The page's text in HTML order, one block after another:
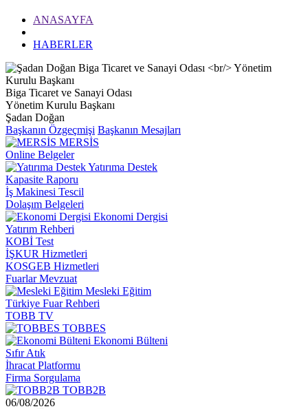
ANASAYFA
HABERLER
Biga Ticaret ve Sanayi Odası
Yönetim Kurulu Başkanı
Şadan Doğan
Başkanın Özgeçmişi Başkanın Mesajları
MERSİS
Online Belgeler
Yatırıma Destek
Kapasite Raporu
İş Makinesi Tescil
Dolaşım Belgeleri
Ekonomi Dergisi
Yatırım Rehberi
KOBİ Test
İŞKUR Hizmetleri
KOSGEB Hizmetleri
Fuarlar Mevzuat
Mesleki Eğitim
Türkiye Fuar Rehberi
TOBB TV
TOBBES
Ekonomi Bülteni
Sıfır Atık
İhracat Platformu
Firma Sorgulama
TOBB2B
06/08/2026